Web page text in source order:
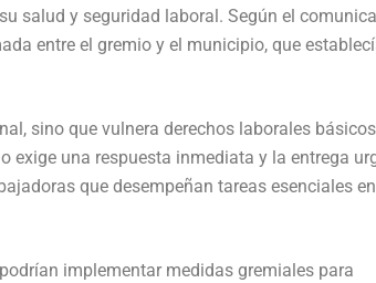
salud y seguridad laboral. Según el
entre el gremio y el municipio, que
sino que vulnera derechos laborales
exige una respuesta inmediata y la entrega
que desempeñan tareas esenciales
implementar medidas gremiales para